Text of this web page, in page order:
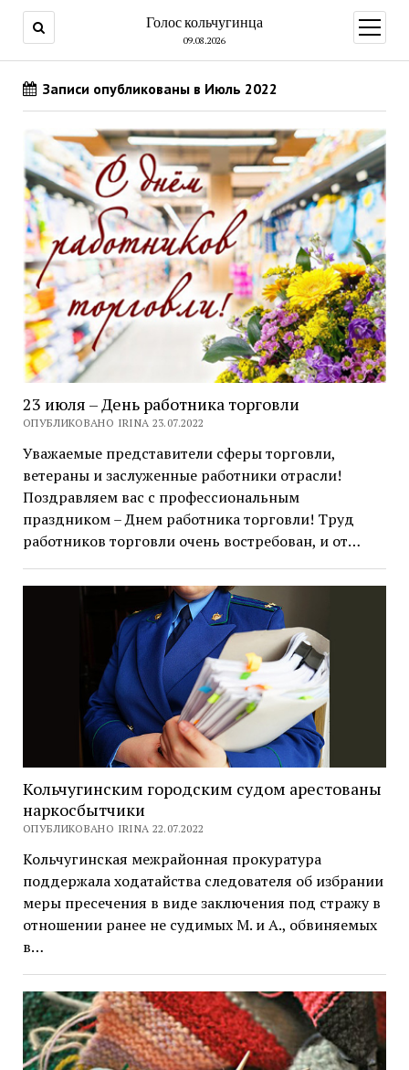
Голос кольчугинца
09.08.2026
меню
Записи опубликованы в Июль 2022
23 июля – День работника торговли
ОПУБЛИКОВАНО IRINA 23.07.2022
Уважаемые представители сферы торговли,
ветераны и заслуженные работники отрасли!
Поздравляем вас с профессиональным
праздником – Днем работника торговли! Труд
работников торговли очень востребован, и от…
Кольчугинским городским судом арестованы
наркосбытчики
ОПУБЛИКОВАНО IRINA 22.07.2022
Кольчугинская межрайонная прокуратура
поддержала ходатайства следователя об избрании
меры пресечения в виде заключения под стражу в
отношении ранее не судимых М. и А., обвиняемых
в…